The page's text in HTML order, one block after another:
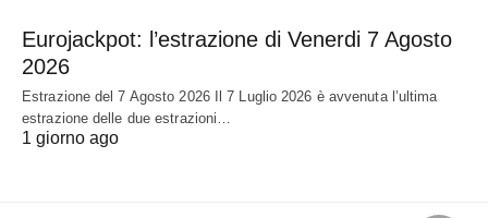
Eurojackpot: l’estrazione di Venerdi 7 Agosto
2026
Estrazione del 7 Agosto 2026 Il 7 Luglio 2026 è avvenuta l’ultima
estrazione delle due estrazioni…
1 giorno ago